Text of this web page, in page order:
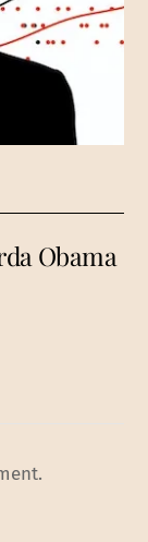
Obama